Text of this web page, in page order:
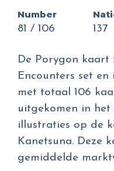
Number
81 / 106
137
De Porygon kaart
Encounters set en
met totaal 106
uitgekomen in het
illustraties op de
Kanetsuna. Deze
gemiddelde